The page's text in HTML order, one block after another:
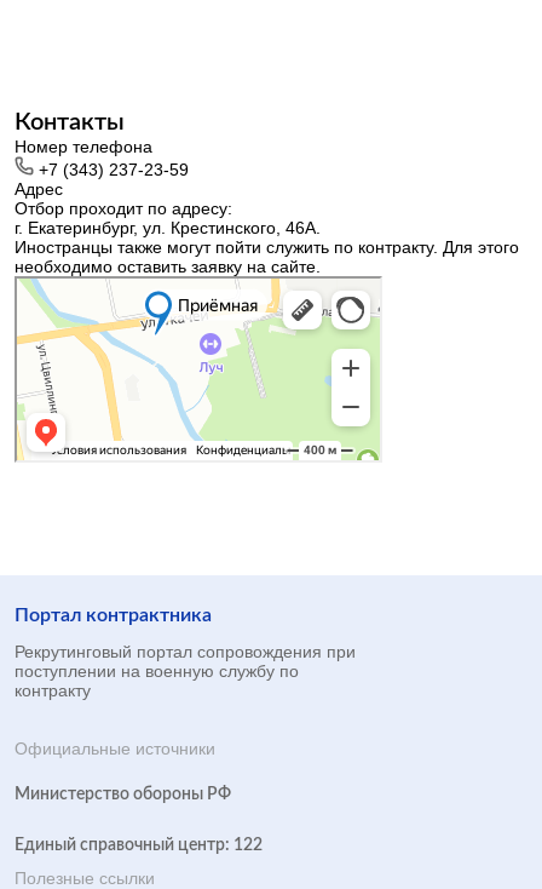
Контакты
Номер телефона
+7 (343) 237-23-59
Адрес
Отбор проходит по адресу:
г. Екатеринбург, ул. Крестинского, 46А.
Иностранцы также могут пойти служить по контракту. Для этого
необходимо оставить заявку на сайте.
Портал контрактника
Рекрутинговый портал сопровождения при
поступлении на военную службу по
контракту
Официальные источники
Министерство обороны РФ
Единый справочный центр: 122
Полезные ссылки